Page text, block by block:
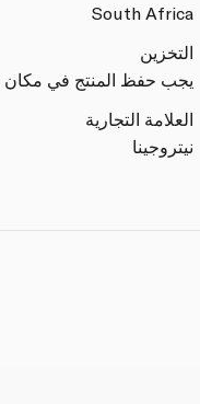
South Africa
التخزين
يجب حفظ المنتج في مكان
العلامة التجارية
نيتروجينا